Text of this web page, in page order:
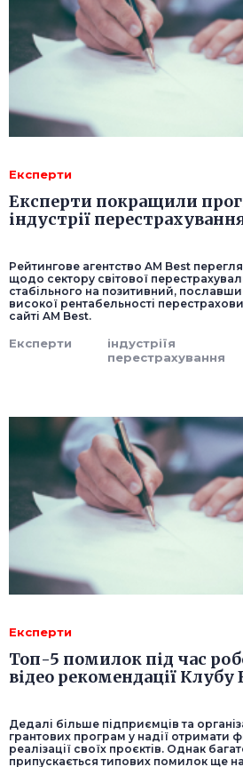
Експерти
Експерти покращили
індустрії
Рейтингове агентство AM Best
щодо сектору світової
стабільного на позитивний,
високої рентабельності
сайті AM Best.
Експерти
індустріїя
перестрахування
Експерти
Топ-5 помилок під час
відео рекомендації Клубу
Дедалі більше підприємців та
грантових програм у надії отримати
реалізації своїх проєктів. Однак
припускається типових помилок ще